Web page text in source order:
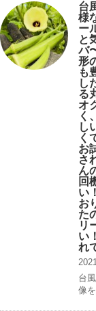
台
様
ー
と
バ
形
も
し
る
オ
く
し
く
お
さ
ん
回
い
お
た
リ
い
れ
台
像